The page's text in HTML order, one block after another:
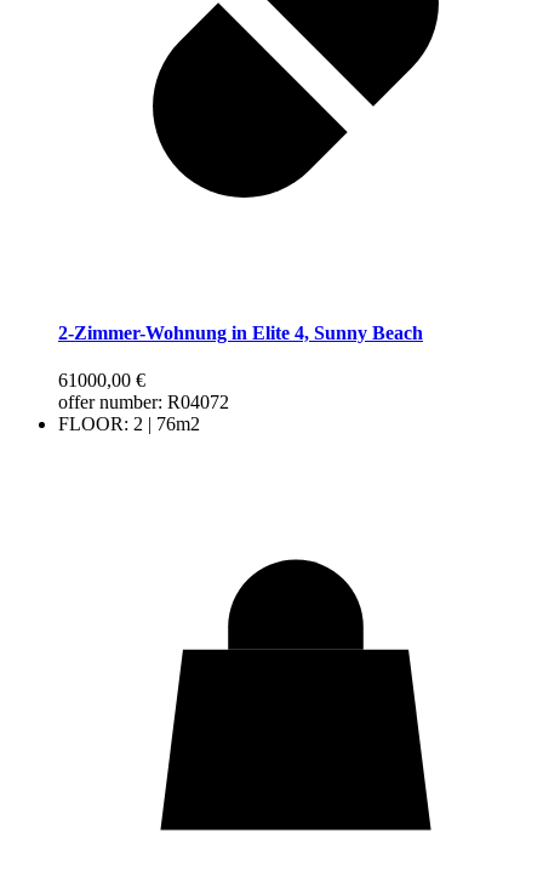
2-Zimmer-Wohnung in Elite 4, Sunny Beach
61000,00 €
offer number: R04072
FLOOR: 2 | 76m2